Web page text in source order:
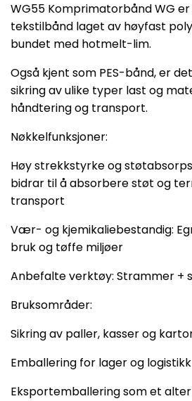
WG55 Komprimatorbånd WG
tekstilbånd laget av høyfast
bundet med hotmelt-lim.
Også kjent som PES-bånd, er
sikring av ulike typer last og
håndtering og transport.
Nøkkelfunksjoner:
Høy strekkstyrke og
bidrar til å absorbere støt og
transport
Vær- og kjemikaliebestandig:
bruk og tøffe miljøer
Anbefalte verktøy: Strammer +
Bruksområder:
Sikring av paller, kasser og
Emballering for lager og logistikk
Eksportemballering som et